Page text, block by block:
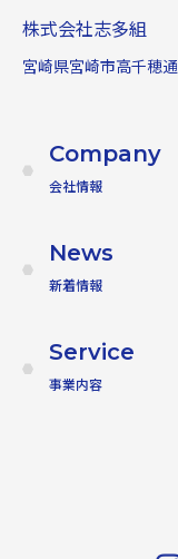
株式会社志多組
宮崎県宮崎市高千穂
Company
会社情報
News
新着情報
Service
事業内容